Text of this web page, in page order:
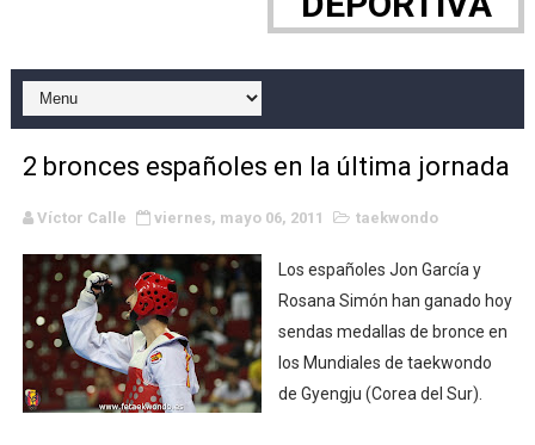
WWE NXT - Myles Borne y Tavion Heights ponen fin
Canadian Football League 2026 - Week 10
EFA y AFLE 2026 - Regular season
Campeonato de Europa de remo 2026 (Varese, Italia)
Mundial de lacrosse femenino 2026 (Tokio, Japón) -
Máxima celebración en el último Impact! con Jason
2 bronces españoles en la última jornada
Víctor Calle viernes, mayo 06, 2011 taekwondo
Los españoles Jon García y
Rosana Simón han ganado hoy
sendas medallas de bronce en
los Mundiales de taekwondo
de Gyengju (Corea del Sur).